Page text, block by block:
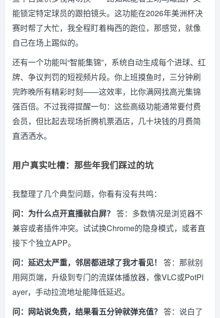
能锁定特定球员的跟拍镜头。这功能在2026年美洲杯决
赛时帮了大忙，我全程盯着梅西的跑位，那感觉，就像
自己在场上踢似的。
还有一个功能叫“智能集锦”，系统自动生成每个进球、红
牌、争议判罚的短视频片段。你上班摸鱼时，三分钟刷
完昨晚所有精彩时刻——这效率，比你满网找高光集锦
强百倍。不过我得提醒一句：这些高级功能通常要付费
会员，但比起去现场折腾机票酒店，几十块钱的月费简
直洒洒水。
用户真实吐槽：那些年我们踩过的坑
我整理了几个典型问题，你看有没有共鸣：
问：为什么点开直播就白屏？ 答：多数情况是浏览器不
兼容或者插件冲突。试试换Chrome的隐身模式，或者直
接下个独立APP。
问：延迟太严重，邻居都进球了我才看见！
答：那就别
用网页端，升级到专门的流媒体播放器，像VLC或PotPl
ayer，手动拉流地址能降低延迟。
问：网站说免费，结果看五分钟就弹充值？ 答：说白了